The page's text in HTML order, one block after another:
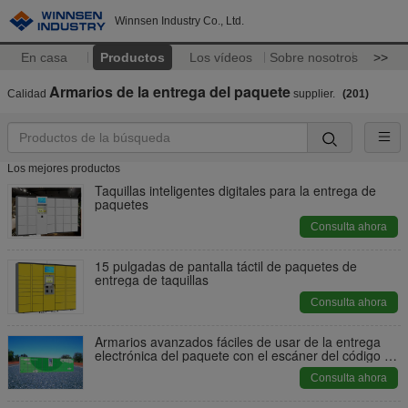
Winnsen Industry Co., Ltd.
En casa Productos Los vídeos Sobre nosotros >>
Calidad Armarios de la entrega del paquete supplier. (201)
Los mejores productos
Taquillas inteligentes digitales para la entrega de
paquetes
Consulta ahora
15 pulgadas de pantalla táctil de paquetes de
entrega de taquillas
Consulta ahora
Armarios avanzados fáciles de usar de la entrega
electrónica del paquete con el escáner del código de
Consulta ahora